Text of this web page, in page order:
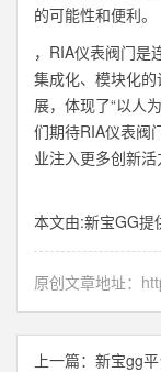
的可能性和便利。
，RIA仪表阀门是
集成化、模块化
展，体现了“以人
们期待RIA仪表阀
业注入更多创新活
本文由:新宝GG提
原创文章地址：
上一篇： 新宝gg